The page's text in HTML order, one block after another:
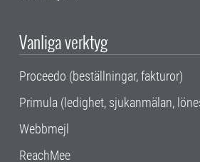
Vanliga verktyg
Proceedo (beställningar, fakturor)
Primula (ledighet, sjukanmälan,
Webbmejl
ReachMee